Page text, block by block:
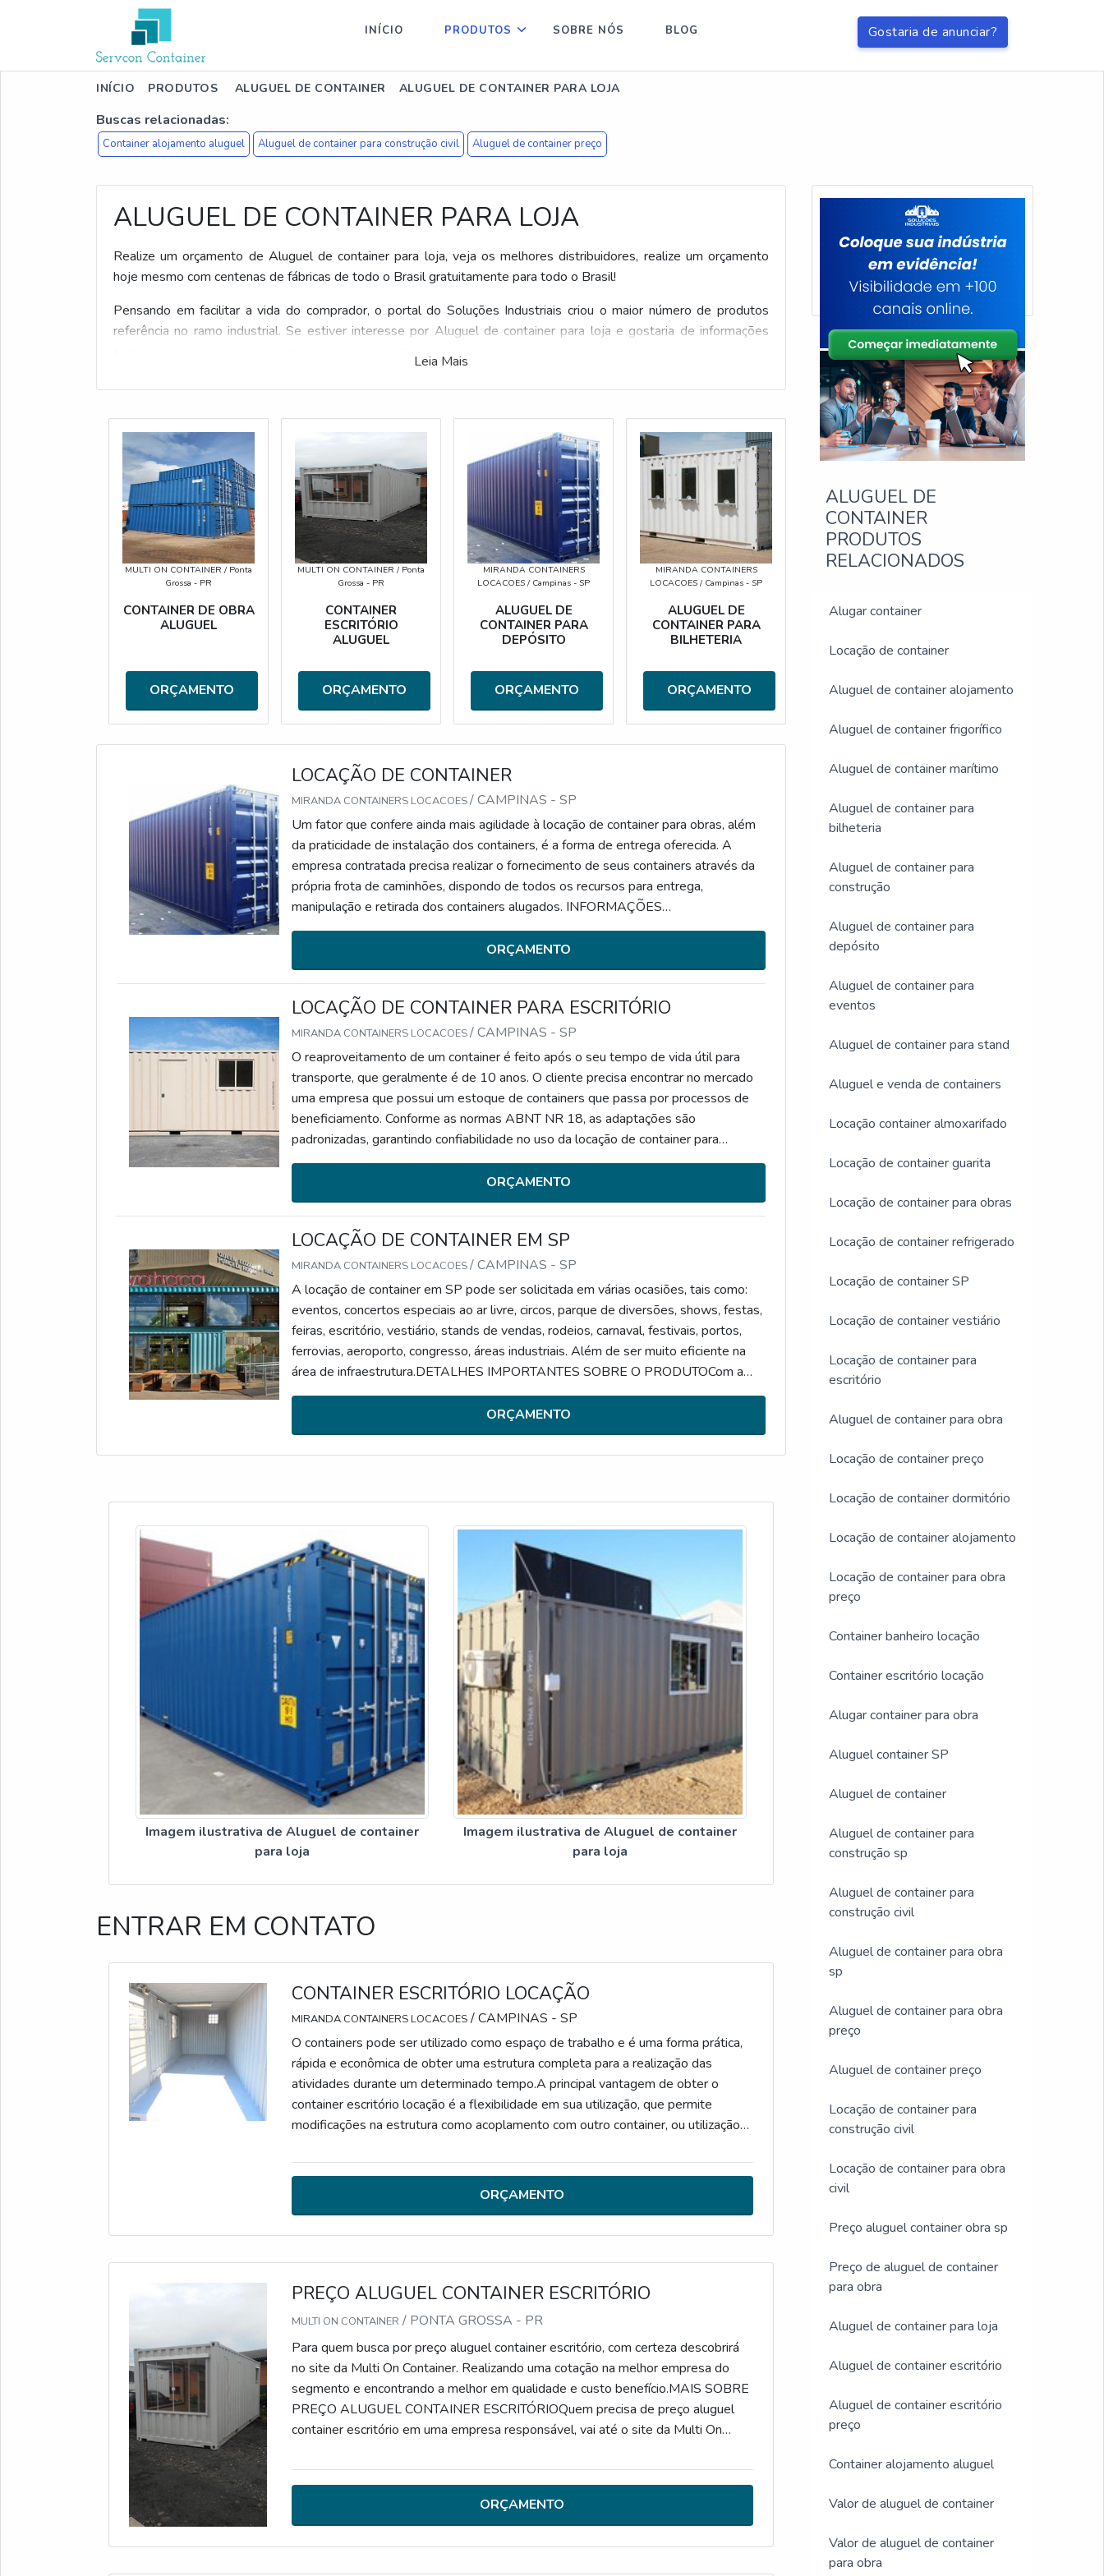
Gostaria de anunciar?
INÍCIO PRODUTOS SOBRE NÓS BLOG
INÍCIO PRODUTOS ALUGUEL DE CONTAINER ALUGUEL DE CONTAINER PARA LOJA
Buscas relacionadas:
Container alojamento aluguel Aluguel de container para construção civil Aluguel de container preço
ALUGUEL DE CONTAINER PARA LOJA
Realize um orçamento de Aluguel de container para loja, veja os melhores distribuidores, realize um orçamento
hoje mesmo com centenas de fábricas de todo o Brasil gratuitamente para todo o Brasil!
Pensando em facilitar a vida do comprador, o portal do Soluções Industriais criou o maior número de produtos
referência no ramo industrial. Se estiver interesse por Aluguel de container para loja e gostaria de informações
Leia Mais
MULTI ON CONTAINER / Ponta
Grossa - PR
CONTAINER DE OBRA
ALUGUEL
ORÇAMENTO
MULTI ON CONTAINER / Ponta
Grossa - PR
CONTAINER
ESCRITÓRIO
ALUGUEL
ORÇAMENTO
MIRANDA CONTAINERS
LOCACOES / Campinas - SP
ALUGUEL DE
CONTAINER PARA
DEPÓSITO
ORÇAMENTO
MIRANDA CONTAINERS
LOCACOES / Campinas - SP
ALUGUEL DE
CONTAINER PARA
BILHETERIA
ORÇAMENTO
LOCAÇÃO DE CONTAINER
MIRANDA CONTAINERS LOCACOES/ CAMPINAS - SP
Um fator que confere ainda mais agilidade à locação de container para obras, além
da praticidade de instalação dos containers, é a forma de entrega oferecida. A
empresa contratada precisa realizar o fornecimento de seus containers através da
própria frota de caminhões, dispondo de todos os recursos para entrega,
manipulação e retirada dos containers alugados. INFORMAÇÕES
FUNDAMENTAIS SOBRE O PRODUTOEssa característica faz com que a empresa
de locação exclusivas para container disponha de maior i
ORÇAMENTO
LOCAÇÃO DE CONTAINER PARA ESCRITÓRIO
MIRANDA CONTAINERS LOCACOES/ CAMPINAS - SP
O reaproveitamento de um container é feito após o seu tempo de vida útil para
transporte, que geralmente é de 10 anos. O cliente precisa encontrar no mercado
uma empresa que possui um estoque de containers que passa por processos de
beneficiamento. Conforme as normas ABNT NR 18, as adaptações são
padronizadas, garantindo confiabilidade no uso da locação de container para
escritório como espaço de trabalho.DETALHES EXCEPCIONAL SOBRE O
PRODUTOPara obter um container escritório adequado para cantei
ORÇAMENTO
LOCAÇÃO DE CONTAINER EM SP
MIRANDA CONTAINERS LOCACOES/ CAMPINAS - SP
A locação de container em SP pode ser solicitada em várias ocasiões, tais como:
eventos, concertos especiais ao ar livre, circos, parque de diversões, shows, festas,
feiras, escritório, vestiário, stands de vendas, rodeios, carnaval, festivais, portos,
ferrovias, aeroporto, congresso, áreas industriais. Além de ser muito eficiente na
área de infraestrutura.DETALHES IMPORTANTES SOBRE O PRODUTOCom a
locação de container, é possível criar um ambiente com layout totalmente
ORÇAMENTO
Imagem ilustrativa de Aluguel de container
para loja
Imagem ilustrativa de Aluguel de container
para loja
ENTRAR EM CONTATO
CONTAINER ESCRITÓRIO LOCAÇÃO
MIRANDA CONTAINERS LOCACOES/ CAMPINAS - SP
O containers pode ser utilizado como espaço de trabalho e é uma forma prática,
rápida e econômica de obter uma estrutura completa para a realização das
atividades durante um determinado tempo.A principal vantagem de obter o
container escritório locação é a flexibilidade em sua utilização, que permite
modificações na estrutura como acoplamento com outro container, ou utilização
IMPORTANTES SOBRE O PRODUTOA utilização de containers como esc
ORÇAMENTO
PREÇO ALUGUEL CONTAINER ESCRITÓRIO
MULTI ON CONTAINER / PONTA GROSSA - PR
Para quem busca por preço aluguel container escritório, com certeza descobrirá
no site da Multi On Container. Realizando uma cotação na melhor empresa do
segmento e encontrando a melhor em qualidade e custo benefício.MAIS SOBRE
PREÇO ALUGUEL CONTAINER ESCRITÓRIOQuem precisa de preço aluguel
container escritório em uma empresa responsável, vai até o site da Multi On
garantindo a satisfação da venda à entrega final, com foco total na
qualidade.Ainda focando na qualidade em preço aluguel container escritório,
sempre deve-se buscar uma empresa que tenha produtos e serviços com ótima
procedência e seriedade da empresa.Existem muitas formas diferentes de
ORÇAMENTO
ALUGUEL DE
CONTAINER
PRODUTOS
RELACIONADOS
Alugar container
Locação de container
Aluguel de container alojamento
Aluguel de container frigorífico
Aluguel de container marítimo
Aluguel de container para
bilheteria
Aluguel de container para
construção
Aluguel de container para
depósito
Aluguel de container para
eventos
Aluguel de container para stand
Aluguel e venda de containers
Locação container almoxarifado
Locação de container guarita
Locação de container para obras
Locação de container refrigerado
Locação de container SP
Locação de container vestiário
Locação de container para
escritório
Aluguel de container para obra
Locação de container preço
Locação de container dormitório
Locação de container alojamento
Locação de container para obra
preço
Container banheiro locação
Container escritório locação
Alugar container para obra
Aluguel container SP
Aluguel de container
Aluguel de container para
construção sp
Aluguel de container para
construção civil
Aluguel de container para obra
sp
Aluguel de container para obra
preço
Aluguel de container preço
Locação de container para
construção civil
Locação de container para obra
civil
Preço aluguel container obra sp
Preço de aluguel de container
para obra
Aluguel de container para loja
Aluguel de container escritório
Aluguel de container escritório
preço
Container alojamento aluguel
Valor de aluguel de container
Valor de aluguel de container
para obra